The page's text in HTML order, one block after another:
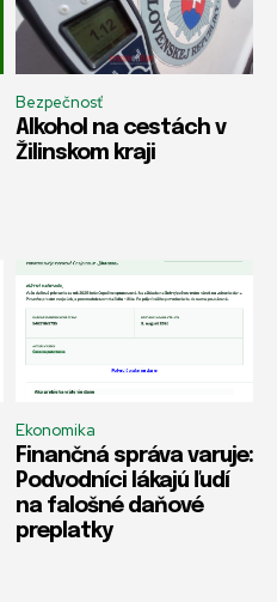
Bezpečnosť
Alkohol na cestách v
Žilinskom kraji
Ekonomika
Finančná správa varuje:
Podvodníci lákajú ľudí
na falošné daňové
preplatky